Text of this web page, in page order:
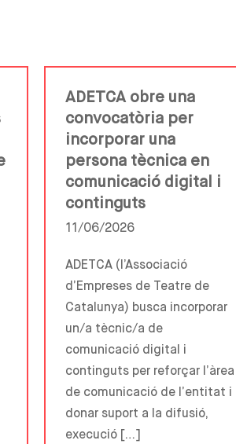
ADETCA obre una
convocatòria per
incorporar una
persona tècnica en
comunicació digital i
continguts
11/06/2026
ADETCA (l’Associació
d’Empreses de Teatre de
Catalunya) busca incorporar
un/a tècnic/a de
comunicació digital i
continguts per reforçar l’àrea
de comunicació de l’entitat i
donar suport a la difusió,
execució […]